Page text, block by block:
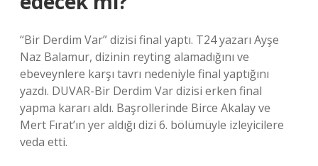
“Bir Derdim Var” dizisi final yaptı. T24 yazarı Ayşe
Naz Balamur, dizinin reyting alamadığını ve
ebeveynlere karşı tavrı nedeniyle final yaptığını
yazdı. DUVAR-Bir Derdim Var dizisi erken final
yapma kararı aldı. Başrollerinde Birce Akalay ve
Mert Fırat’ın yer aldığı dizi 6. bölümüyle izleyicilere
veda etti.